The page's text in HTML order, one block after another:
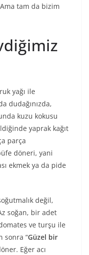
tam da bizim
yağı ile
dudağınızda,
kuzu kokusu
yaprak kağıt
parça
döneri, yani
ekmek ya da pide
değil,
soğan, bir adet
ve turşu ile
sonra “Güzel bir
Eğer acı